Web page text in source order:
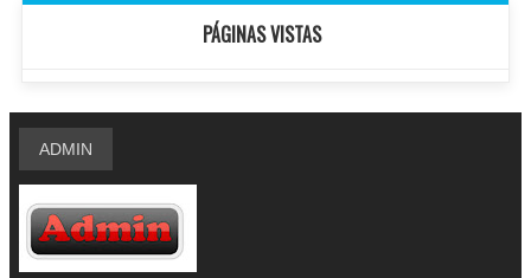
PÁGINAS VISTAS
ADMIN